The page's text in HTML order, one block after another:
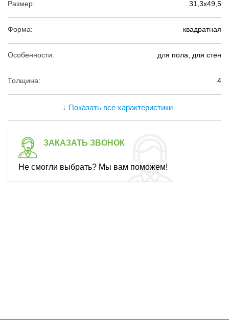
Размер: 31,3х49,5
Форма: квадратная
Особенности: для пола, для стен
Толщина: 4
↓ Показать все характеристики
ЗАКАЗАТЬ ЗВОНОК
Не смогли выбрать? Мы вам поможем!